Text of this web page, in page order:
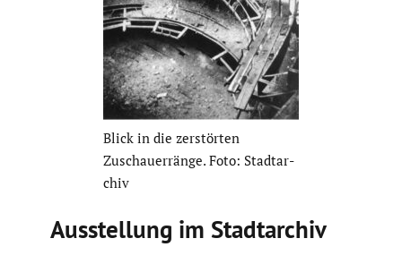
Blick in die zerstörten
Zuschau­er­ränge. Foto: Stadt­ar­
chiv
Ausstel­lung im Stadt­ar­chiv